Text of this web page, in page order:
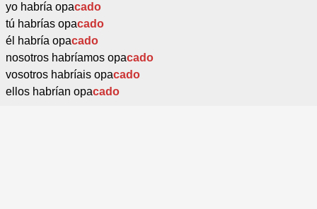
yo habría opacado
tú habrías opacado
él habría opacado
nosotros habríamos opacado
vosotros habríais opacado
ellos habrían opacado